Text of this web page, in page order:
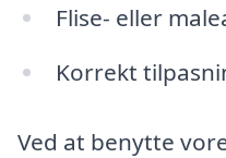
Flise- eller
Korrekt
Ved at benytte